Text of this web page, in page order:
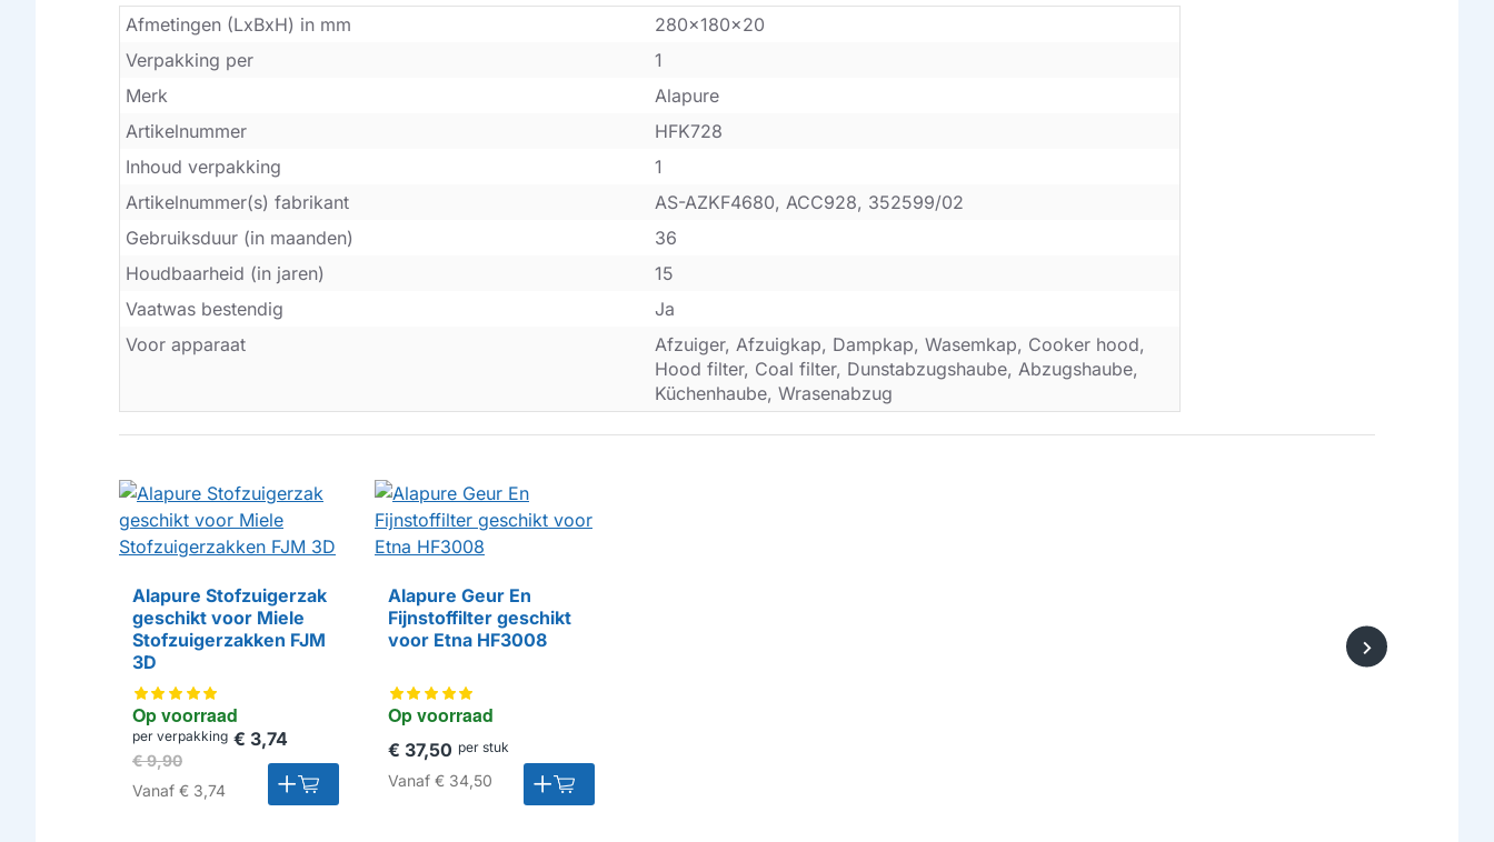
Afmetingen (LxBxH) in mm
280x180x20
Verpakking per
1
Merk
Alapure
Artikelnummer
HFK728
Inhoud verpakking
1
Artikelnummer(s) fabrikant
AS-AZKF4680, ACC928, 352599/02
Gebruiksduur (in maanden)
36
Houdbaarheid (in jaren)
15
Vaatwas bestendig
Ja
Voor apparaat
Afzuiger, Afzuigkap, Dampkap, Wasemkap, Cooker hood,
Hood filter, Coal filter, Dunstabzugshaube, Abzugshaube,
Küchenhaube, Wrasenabzug
HUISMERK
Op voorraad
Alapure Stofzuigerzak
geschikt voor Miele
Stofzuigerzakken FJM
3D
€ 3,74
€ 9,90
per verpakking
Vanaf € 3,74
HUISMERK
Op voorraad
Alapure Geur En
Fijnstoffilter geschikt
voor Etna HF3008
€ 37,50 per stuk
Vanaf€ 34,50